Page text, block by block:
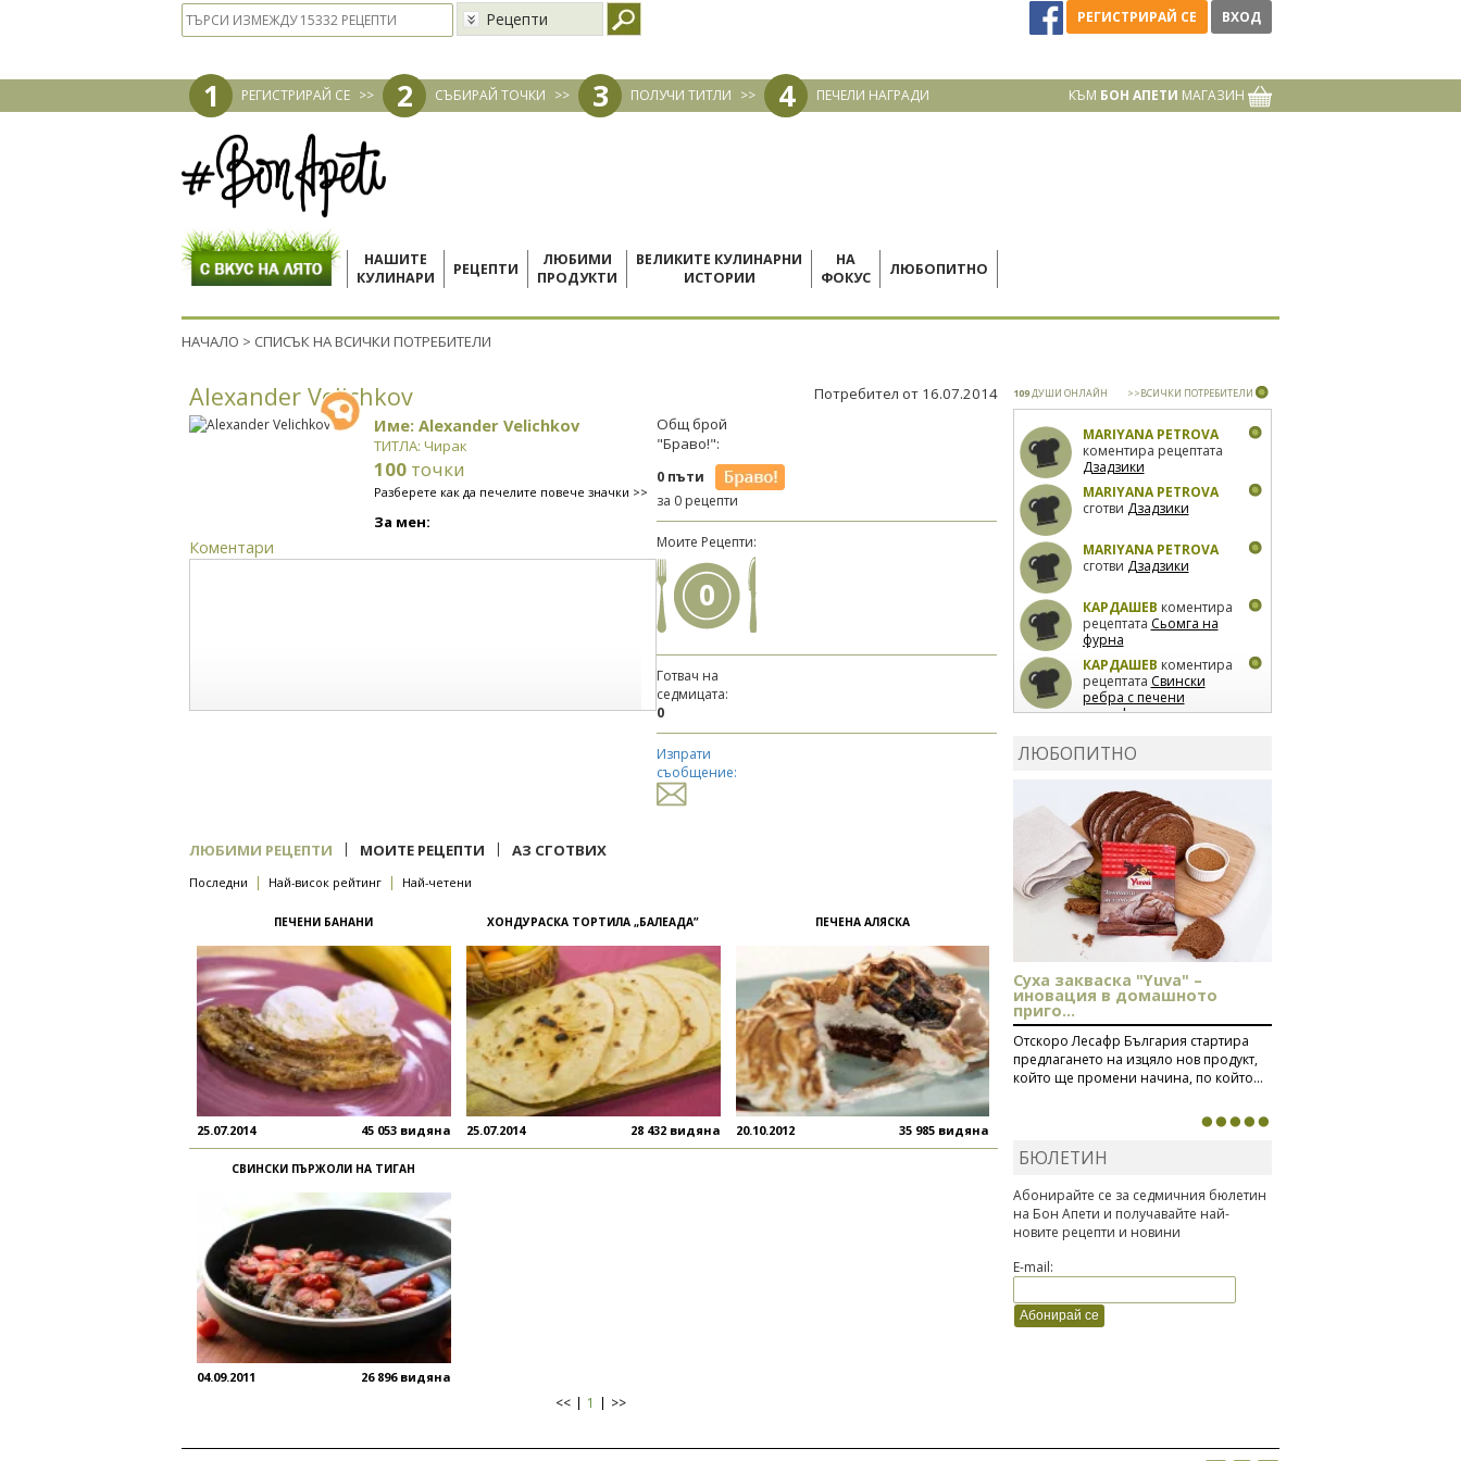
Рецепти РЕГИСТРИРАЙ СЕ ВХОД
1 РЕГИСТРИРАЙ СЕ >> 2 СЪБИРАЙ ТОЧКИ >> 3 ПОЛУЧИ ТИТЛИ >> 4 ПЕЧЕЛИ НАГРАДИ КЪМ БОН АПЕТИ МАГАЗИН
НАШИТЕ
КУЛИНАРИ
РЕЦЕПТИ
ЛЮБИМИ
ПРОДУКТИ
ВЕЛИКИТЕ КУЛИНАРНИ
ИСТОРИИ
НА
ФОКУС
ЛЮБОПИТНО
НАЧАЛО > СПИСЪК НА ВСИЧКИ ПОТРЕБИТЕЛИ
Alexander Velichkov Потребител от 16.07.2014
Име: Alexander Velichkov
ТИТЛА: Чирак
100 точки
Разберете как да печелите повече значки >>
За мен:
Коментари
Общ брой
"Браво!":
0 пъти
за 0 рецепти
Моите Рецепти:
0
Готвач на
седмицата:
0
Изпрати
съобщение:
ЛЮБИМИ РЕЦЕПТИ | МОИТЕ РЕЦЕПТИ | АЗ СГОТВИХ
Последни | Най-висок рейтинг | Най-четени
ПЕЧЕНИ БАНАНИ
25.07.2014 45 053 видяна
ХОНДУРАСКА ТОРТИЛА „БАЛЕАДА”
25.07.2014 28 432 видяна
ПЕЧЕНА АЛЯСКА
20.10.2012 35 985 видяна
СВИНСКИ ПЪРЖОЛИ НА ТИГАН
04.09.2011 26 896 видяна
<< 1 >>
109ДУШИ ОНЛАЙН >>ВСИЧКИ ПОТРЕБИТЕЛИ
MARIYANA PETROVA
коментира рецептата
Дзадзики
MARIYANA PETROVA
сготви Дзадзики
MARIYANA PETROVA
сготви Дзадзики
КАРДАШЕВ коментира
рецептата Сьомга на
фурна
КАРДАШЕВ коментира
рецептата Свински
ребра с печени
картофи
лимон
коментира рецептата
Киноа със зеленчуци
ЛЮБОПИТНО
Суха закваска "Yuva" –
иновация в домашното
приго...
Отскоро Лесафр България стартира
предлагането на изцяло нов продукт,
който ще промени начина, по който...
БЮЛЕТИН
Абонирайте се за седмичния бюлетин
на Бон Апети и получавайте най-
новите рецепти и новини
E-mail: